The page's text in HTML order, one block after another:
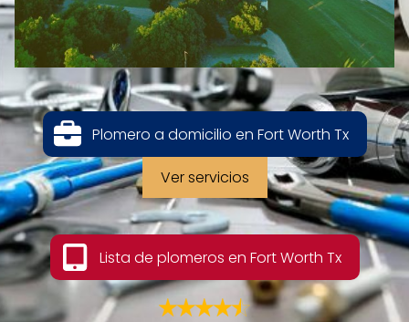
Plomero a domicilio en Fort Worth Tx
Ver servicios
Lista de plomeros en Fort Worth Tx